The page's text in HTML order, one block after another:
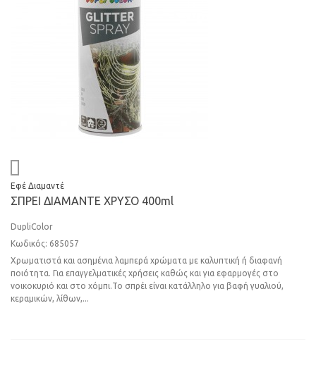
Εφέ Διαμαντέ
ΣΠPEI ΔIAMANTE ΧΡΥΣΟ 400ml
DupliColor
Κωδικός: 685057
Χρωματιστά και ασημένια λαμπερά χρώματα με καλυπτική ή διαφανή
ποιότητα. Για επαγγελματικές χρήσεις καθώς και για εφαρμογές στο
νοικοκυριό και στο χόμπι.Το σπρέι είναι κατάλληλο για βαφή γυαλιού,
κεραμικών, λίθων,...